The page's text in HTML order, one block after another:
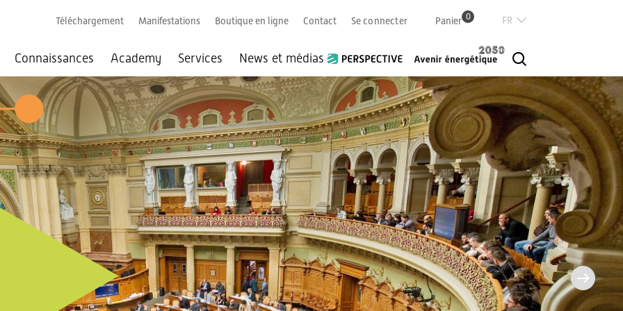
Connaissances Academy Services News et médias
Téléchargement Manifestations Boutique en ligne Contact Se connecter Panier 0